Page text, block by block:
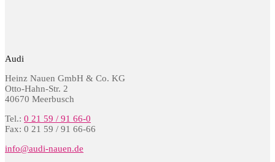
Audi
Heinz Nauen GmbH & Co. KG
Otto-Hahn-Str. 2
40670 Meerbusch
Tel.: 0 21 59 / 91 66-0
Fax: 0 21 59 / 91 66-66
info@audi-nauen.de